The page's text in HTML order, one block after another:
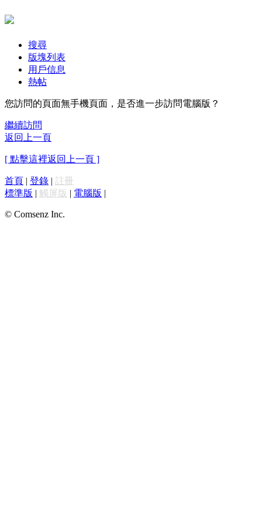
搜尋
版塊列表
用戶信息
熱帖
您訪問的頁面無手機頁面，是否進一步訪問電腦版？
繼續訪問
返回上一頁
[ 點擊這裡返回上一頁 ]
首頁 | 登錄 | 註冊
標準版 | 觸屏版 | 電腦版 |
© Comsenz Inc.